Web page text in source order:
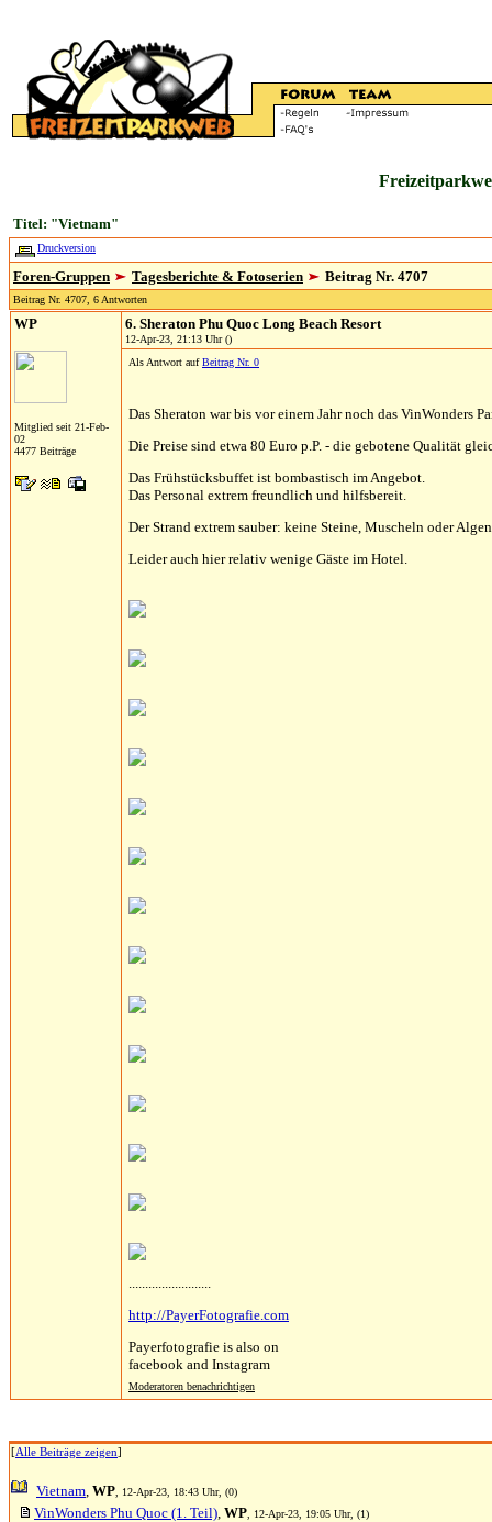
Titel: "Vietnam"
Druckversion
Foren-Gruppen Tagesberichte & Fotoserien Beitrag Nr. 4707
Beitrag Nr. 4707, 6 Antworten
WP
Mitglied seit 21-Feb-
02
4477 Beiträge
6. Sheraton Phu Quoc Long Beach Resort
12-Apr-23, 21:13 Uhr ()
Als Antwort aufBeitrag Nr. 0
Das Sheraton war bis vor einem Jahr noch das VinWonders
Die Preise sind etwa 80 Euro p.P. - die gebotene Qualität
Das Frühstücksbuffet ist bombastisch im Angebot.
Das Personal extrem freundlich und hilfsbereit.
Der Strand extrem sauber: keine Steine, Muscheln oder
Leider auch hier relativ wenige Gäste im Hotel.
.........................
http://PayerFotografie.com
Payerfotografie is also on
facebook and Instagram
Moderatoren benachrichtigen
[Alle Beiträge zeigen]
Vietnam, WP , 12-Apr-23, 18:43 Uhr, (0)
VinWonders Phu Quoc (1. Teil), WP , 12-Apr-23, 19:05 Uhr, (1)